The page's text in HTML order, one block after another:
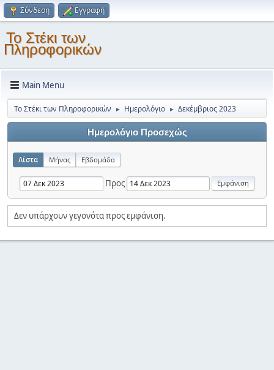
Σύνδεση Εγγραφή
Το Στέκι των
Πληροφορικών
Main Menu
Το Στέκι των Πληροφορικών ► Ημερολόγιο ► Δεκέμβριος 2023
Ημερολόγιο Προσεχώς
Λίστα Μήνας Εβδομάδα
Προς
Δεν υπάρχουν γεγονότα προς εμφάνιση.